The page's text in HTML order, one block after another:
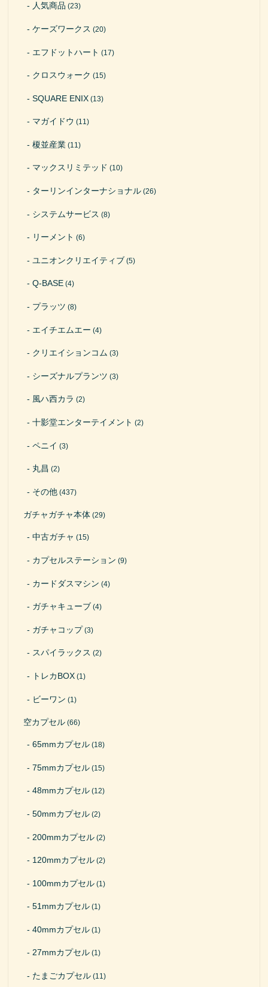
人気商品 (23)
ケーズワークス (20)
エフドットハート (17)
クロスウォーク (15)
SQUARE ENIX (13)
マガイドウ (11)
榎並産業 (11)
マックスリミテッド (10)
ターリンインターナショナル (26)
システムサービス (8)
リーメント (6)
ユニオンクリエイティブ (5)
Q-BASE (4)
プラッツ (8)
エイチエムエー (4)
クリエイションコム (3)
シーズナルプランツ (3)
風ハ西カラ (2)
十影堂エンターテイメント (2)
ペニイ (3)
丸昌 (2)
その他 (437)
ガチャガチャ本体 (29)
中古ガチャ (15)
カプセルステーション (9)
カードダスマシン (4)
ガチャキューブ (4)
ガチャコップ(3)
スパイラックス (2)
トレカBOX (1)
ビーワン (1)
空カプセル (66)
65mmカプセル (18)
75mmカプセル (15)
48mmカプセル (12)
50mmカプセル (2)
200mmカプセル (2)
120mmカプセル (2)
100mmカプセル (1)
51mmカプセル (1)
40mmカプセル (1)
27mmカプセル (1)
たまごカプセル (11)